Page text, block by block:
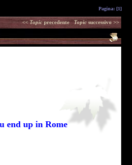
Pagina: [1]
<< Topicprecedente Topicsuccessivo >>
end up in Rome